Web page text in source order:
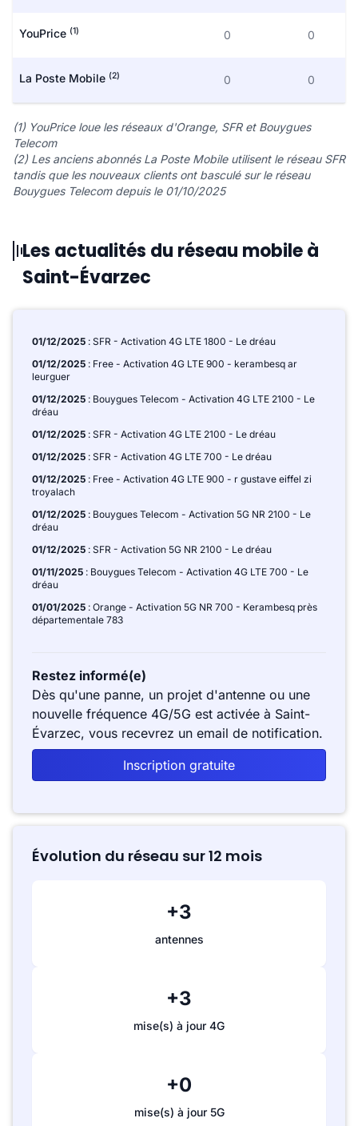
YouPrice (1) 0 0
La Poste Mobile (2) 0 0
(1) YouPrice loue les réseaux d'Orange, SFR et Bouygues
Telecom
(2) Les anciens abonnés La Poste Mobile utilisent le réseau SFR
tandis que les nouveaux clients ont basculé sur le réseau
Bouygues Telecom depuis le 01/10/2025
Les actualités du réseau mobile à
Saint-Évarzec
01/12/2025 : SFR - Activation 4G LTE 1800 - Le dréau
01/12/2025 : Free - Activation 4G LTE 900 - kerambesq ar
leurguer
01/12/2025 : Bouygues Telecom - Activation 4G LTE 2100 - Le
dréau
01/12/2025 : SFR - Activation 4G LTE 2100 - Le dréau
01/12/2025 : SFR - Activation 4G LTE 700 - Le dréau
01/12/2025 : Free - Activation 4G LTE 900 - r gustave eiffel zi
troyalach
01/12/2025 : Bouygues Telecom - Activation 5G NR 2100 - Le
dréau
01/12/2025 : SFR - Activation 5G NR 2100 - Le dréau
01/11/2025 : Bouygues Telecom - Activation 4G LTE 700 - Le
dréau
01/01/2025 : Orange - Activation 5G NR 700 - Kerambesq près
départementale 783
Restez informé(e)
Dès qu'une panne, un projet d'antenne ou une
nouvelle fréquence 4G/5G est activée à Saint-
Évarzec, vous recevrez un email de notification.
Inscription gratuite
Évolution du réseau sur 12 mois
+3
antennes
+3
mise(s) à jour 4G
+0
mise(s) à jour 5G